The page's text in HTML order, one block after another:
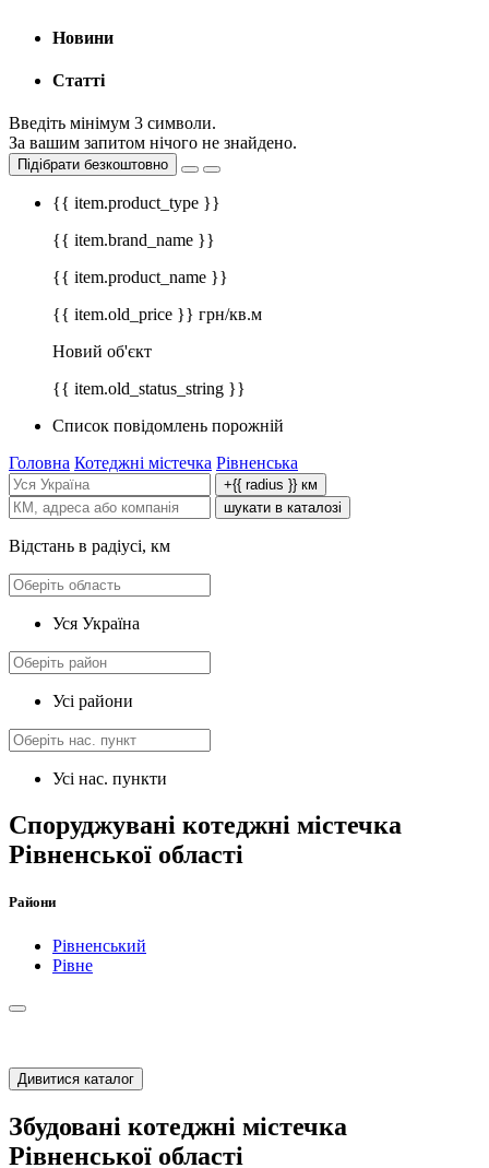
Новини
Статті
Введіть мінімум 3 символи.
За вашим запитом нічого не знайдено.
Підібрати безкоштовно
{{ item.product_type }}
{{ item.brand_name }}
{{ item.product_name }}
{{ item.old_price }} грн/кв.м
Новий об'єкт
{{ item.old_status_string }}
Список повідомлень порожній
Головна Котеджні містечка Рівненська
+{{ radius }} км
шукати в каталозі
Відстань в радіусі, км
Уся Україна
Усі райони
Усі нас. пункти
Споруджувані котеджні містечка
Рівненської області
Райони
Рівненський
Рівне
Дивитися каталог
Збудовані котеджні містечка
Рівненської області